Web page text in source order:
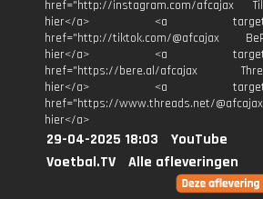
href="http://instagram.com/afcajax
hier</a> <a
href="http://tiktok.com/@afcajax
hier</a> <a
href="https://bere.al/afcajax
hier</a> <a
href="https://www.threads.net/
hier</a>
29-04-2025 18:03
YouTube
Voetbal.TV
Alle afleveringen